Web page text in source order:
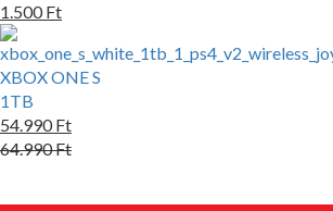
1.500 Ft
XBOX ONE S
1TB
54.990 Ft
64.990 Ft